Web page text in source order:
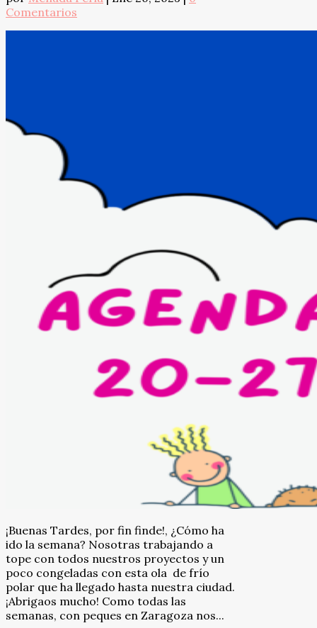
Comentarios
¡Buenas Tardes, por fin finde!, ¿Cómo ha
ido la semana? Nosotras trabajando a
tope con todos nuestros proyectos y un
poco congeladas con esta ola de frío
polar que ha llegado hasta nuestra ciudad.
¡Abrigaos mucho! Como todas las
semanas, con peques en Zaragoza nos...